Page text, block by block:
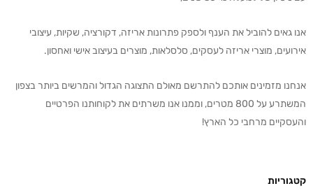
אנו גאים להוביל את הענף ולספק פתרונות אריזה, דקורציה, שקיות, עיצובי
אירועים, מוצרי אריזה לעסקים, סלסלאות, מוצרים בעיצוב אישי ואחסון.
אנחנו מזמינים אותכם להתרשם מאולם התצוגה הגדול והמרשים ביותר בצפון
המשתרע על 800 מטרים, וממנו אנו משרתים את לקוחותנו הפרטיים
והעסקיים מרחבי כל הארץ!
קטגוריות